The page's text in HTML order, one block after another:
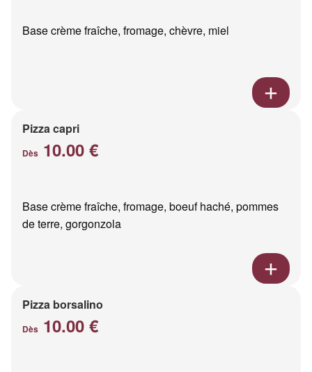
Base crème fraîche, fromage, chèvre, miel
Pizza capri
Dès 10.00 €
Base crème fraîche, fromage, boeuf haché, pommes
de terre, gorgonzola
Pizza borsalino
Dès 10.00 €